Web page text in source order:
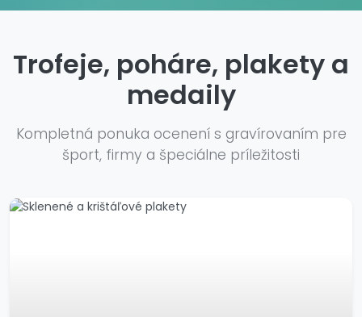
Trofeje, poháre, plakety a
medaily
Kompletná ponuka ocenení s gravírovaním pre
šport, firmy a špeciálne príležitosti